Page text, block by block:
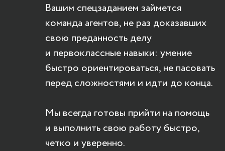
Вашим спецзаданием займется
команда агентов, не раз доказавших
свою преданность делу
и первоклассные навыки: умение
быстро ориентироваться, не пасовать
перед сложностями и идти до конца.
Мы всегда готовы прийти на помощь
и выполнить свою работу быстро,
четко и уверенно.